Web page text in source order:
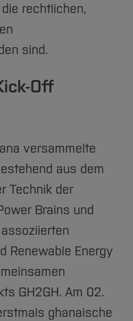
rechtlichen,
sind.
Off
versammelte
aus dem
Technik der
Brains und
Renewable Energy
GH2GH. Am 02.
ghanaische